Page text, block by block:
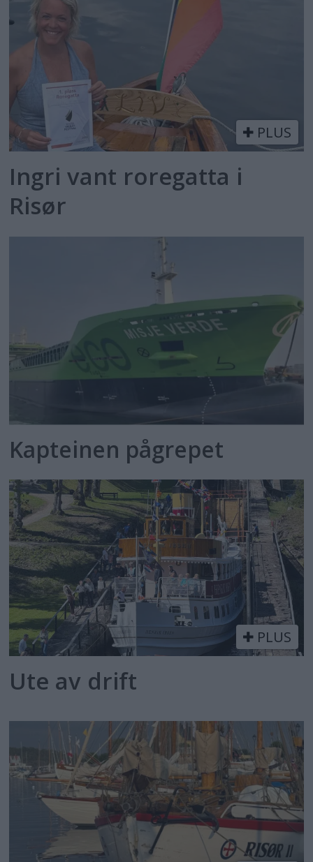
PLUS
Ingri vant roregatta i
Risør
Kapteinen pågrepet
PLUS
Ute av drift